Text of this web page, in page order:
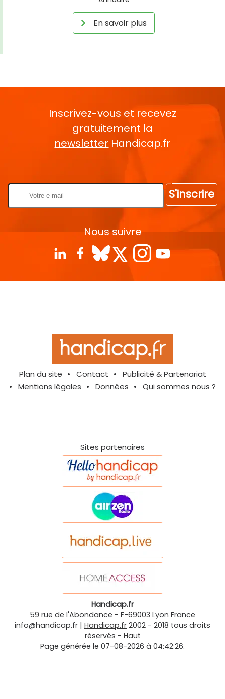
En savoir plus
Inscrivez-vous et recevez
gratuitement la
newsletter Handicap.fr
S'inscrire
Nous suivre
Plan du site Contact
Publicité & Partenariat
Mentions légales
Données Qui sommes nous ?
Sites partenaires
Handicap.fr
59 rue de l'Abondance - F-69003 Lyon France
info@handicap.fr | Handicap.fr 2002 - 2018 tous droits
réservés - Haut
Page générée le 07-08-2026 à 04:42:26.